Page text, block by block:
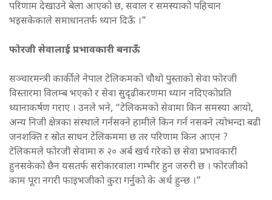
परिणाम देखाउने बेला आएको छ, सवाल र समस्याको पहिचान
भइसकेकाले समाधानतर्फ ध्यान दिऊँ ।”
फोरजी सेवालाई प्रभावकारी बनाऊँ
सञ्चारमन्त्री कार्कीले नेपाल टेलिकमको चौथो पुस्ताको सेवा फोरजी
विस्तारमा विलम्ब भएको र सेवा सुदृढीकरणमा ध्यान नदिएकोप्रति
ध्यानाकर्षण गराए । उनले भने, “टेलिकमको सेवामा किन समस्या आयो,
अन्य निजी क्षेत्रका संस्थाले गर्नसक्ने हामीले किन गर्न नसक्ने त्योभन्दा बढी
जनशक्ति र स्रोत साधन टेलिकममा छ तर परिणाम किन आएन ?
टेलिकमले फोरजी सेवामा रु २० अर्ब खर्च गरेको छ सेवा प्रभावकारी
हुनसकेको छैन यसतर्फ सरोकारवाला गम्भीर हुन जरुरी छ । फोरजीको
काम पूरा नगरी फाइभजीको कुरा गर्नुको के अर्थ हुन्छ ।”